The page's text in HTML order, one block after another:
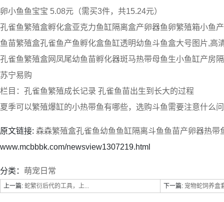
卵小鱼鱼宝宝 5.08元（需买3件，共15.24元）
孔雀鱼繁殖盒孵化盒亚克力鱼缸隔离盒产卵器鱼卵繁殖箱小鱼
鱼苗繁殖盒孔雀鱼产鱼孵化盒鱼缸透明幼鱼斗鱼盒大号图片,高
孔雀鱼繁殖盒网凤尾幼鱼苗孵化器斑马热带母鱼生小鱼缸产房
苏宁易购
栏目：孔雀鱼繁殖成长记录 孔雀鱼苗出生到长大的过程
夏季可以繁殖爆缸的小热带鱼有哪些，选购斗鱼需要注意什么
原文链接: 森森繁殖盒孔雀鱼幼鱼鱼缸隔离斗鱼鱼苗产卵器热带
www.mcbbbk.com/newsview1307219.html
分类： 萌宠日常
上一篇: 蛇繁衍后代的工具，上... 下一篇: 宠物蛇饲养盒